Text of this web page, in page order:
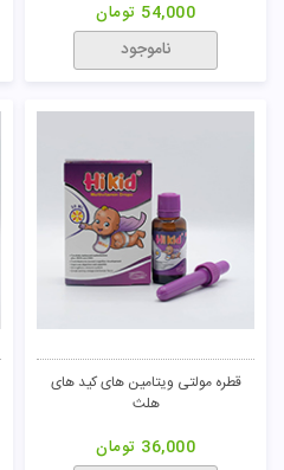
54,000 تومان
ناموجود
قطره مولتی ویتامین های کید های
هلث
36,000 تومان